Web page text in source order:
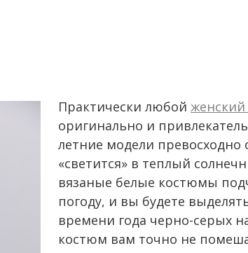
Практически любой
оригинально и
летние модели превосходно
«светится» в теплый
вязаные белые костюмы
погоду, и вы будете
времени года черно-серых
костюм вам точно не